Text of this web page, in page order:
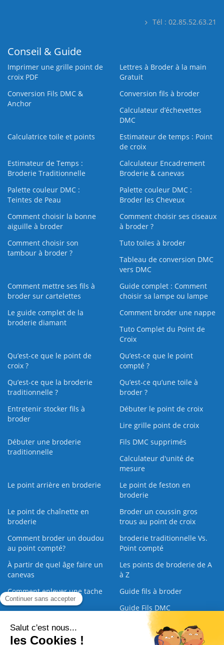
Tél : 02.85.52.63.21
Conseil & Guide
Imprimer une grille point de
croix PDF
Lettres à Broder à la main
Gratuit
Conversion Fils DMC &
Anchor
Conversion fils à broder
Calculateur d’échevettes
DMC
Calculatrice toile et points
Estimateur de temps : Point
de croix
Estimateur de Temps :
Broderie Traditionnelle
Calculateur Encadrement
Broderie & canevas
Palette couleur DMC :
Teintes de Peau
Palette couleur DMC :
Broder les Cheveux
Comment choisir la bonne
aiguille à broder
Comment choisir ses ciseaux
à broder ?
Comment choisir son
tambour à broder ?
Tuto toiles à broder
Tableau de conversion DMC
vers DMC
Comment mettre ses fils à
broder sur cartelettes
Guide complet : Comment
choisir sa lampe ou lampe
Le guide complet de la
broderie diamant
Comment broder une nappe
Tuto Complet du Point de
Croix
Qu’est-ce que le point de
croix ?
Qu’est-ce que le point
compté ?
Qu’est-ce que la broderie
traditionnelle ?
Qu’est‑ce qu’une toile à
broder ?
Entretenir stocker fils à
broder
Débuter le point de croix
Lire grille point de croix
Débuter une broderie
traditionnelle
Fils DMC supprimés
Calculateur d'unité de
mesure
Le point arrière en broderie
Le point de feston en
broderie
Le point de chaînette en
broderie
Broder un coussin gros
trous au point de croix
Comment broder un doudou
au point compté?
broderie traditionnelle Vs.
Point compté
À partir de quel âge faire un
canevas
Les points de broderie de A
à Z
Comment enlever une tache
sur une broderie
Guide fils à broder
Guide Fils DMC
Guide de la Broderie